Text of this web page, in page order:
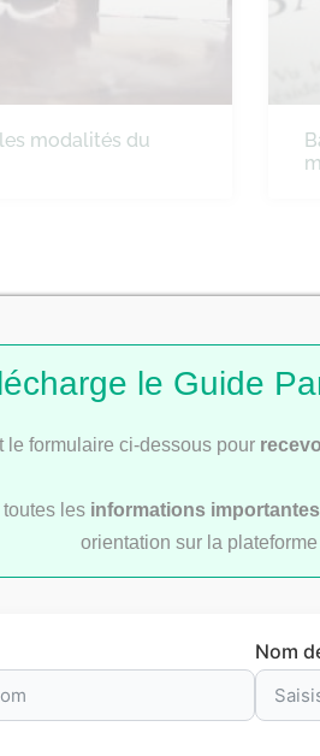
modalités du
par
de méthode et les repères clés
le Guide
le formulaire ci-dessous pour
toutes les informations importantes
orientation sur la
Nom